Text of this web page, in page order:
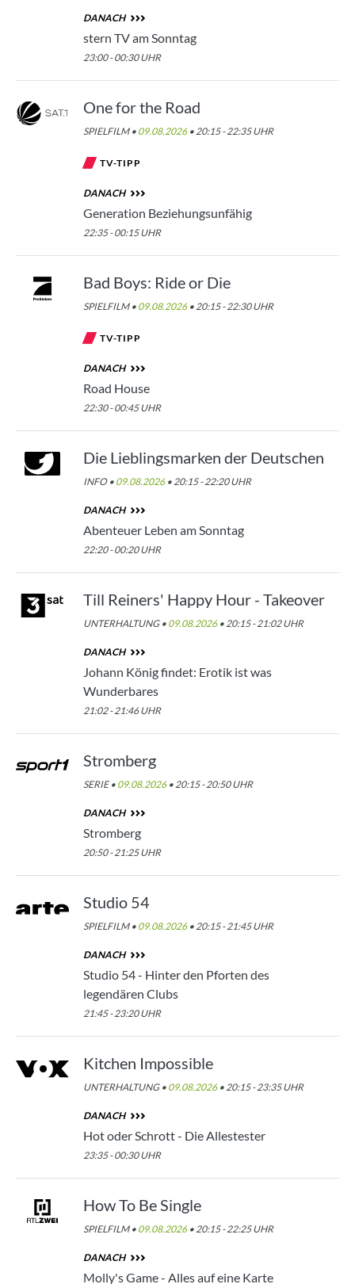
DANACH
stern TV am Sonntag
23:00 - 00:30 UHR
One for the Road
SPIELFILM • 09.08.2026• 20:15 - 22:35 UHR
TV-TIPP
DANACH
Generation Beziehungsunfähig
22:35 - 00:15 UHR
Bad Boys: Ride or Die
SPIELFILM • 09.08.2026• 20:15 - 22:30 UHR
TV-TIPP
DANACH
Road House
22:30 - 00:45 UHR
Die Lieblingsmarken der Deutschen
INFO • 09.08.2026• 20:15 - 22:20 UHR
DANACH
Abenteuer Leben am Sonntag
22:20 - 00:20 UHR
Till Reiners' Happy Hour - Takeover
UNTERHALTUNG • 09.08.2026• 20:15 - 21:02 UHR
DANACH
Johann König findet: Erotik ist was
Wunderbares
21:02 - 21:46 UHR
Stromberg
SERIE • 09.08.2026• 20:15 - 20:50 UHR
DANACH
Stromberg
20:50 - 21:25 UHR
Studio 54
SPIELFILM • 09.08.2026• 20:15 - 21:45 UHR
DANACH
Studio 54 - Hinter den Pforten des
legendären Clubs
21:45 - 23:20 UHR
Kitchen Impossible
UNTERHALTUNG • 09.08.2026• 20:15 - 23:35 UHR
DANACH
Hot oder Schrott - Die Allestester
23:35 - 00:30 UHR
How To Be Single
SPIELFILM • 09.08.2026• 20:15 - 22:25 UHR
DANACH
Molly's Game - Alles auf eine Karte